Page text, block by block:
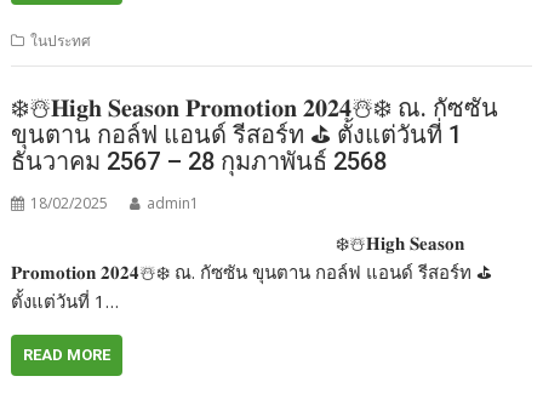
ในประทศ
❄️☃️𝐇𝐢𝐠𝐡 𝐒𝐞𝐚𝐬𝐨𝐧 𝐏𝐫𝐨𝐦𝐨𝐭𝐢𝐨𝐧 𝟐𝟎𝟐𝟒☃️❄️ ณ. กัซซัน
ขุนตาน กอล์ฟ แอนด์ รีสอร์ท ⛳️ ตั้งแต่วันที่ 1
ธันวาคม 2567 – 28 กุมภาพันธ์ 2568
18/02/2025 admin1
❄️☃️𝐇𝐢𝐠𝐡 𝐒𝐞𝐚𝐬𝐨𝐧
𝐏𝐫𝐨𝐦𝐨𝐭𝐢𝐨𝐧 𝟐𝟎𝟐𝟒☃️❄️ ณ. กัซซัน ขุนตาน กอล์ฟ แอนด์ รีสอร์ท ⛳️
ตั้งแต่วันที่ 1…
READ MORE